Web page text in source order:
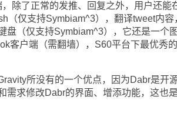
了正常的发推、回复之外，用户还能
仅支持Symbiam^3），翻译tweet内容
盘（仅支持Symbiam^3），它还是一个
客户端（需翻墙），S60平台下最优秀的
所没有的一个优点，因为Dabr是开
需求修改Dabr的界面、增添功能，这也